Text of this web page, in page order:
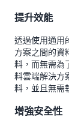
提升效能
透過使用通用
方案之間的資
料，而無需為
料雲端解決方
料，並且無需
增強安全性